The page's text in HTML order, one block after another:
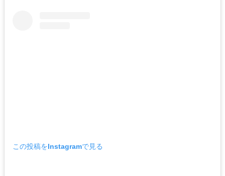
この投稿をInstagramで見る